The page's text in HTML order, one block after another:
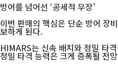
방어를 넘어선 ‘공세적 무장’
이번 판매의 핵심은 단순 방어
보하게 된다.
HIMARS는 신속 배치와 정밀 타
정밀 타격 능력은 크게 증폭될 전